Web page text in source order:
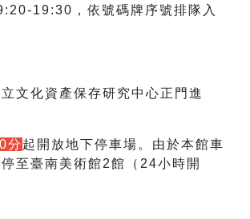
19:30，依號碼牌序號排隊入
文化資產保存研究中心正門進
分 起開放地下停車場。由於本館車
至臺南美術館2館（ 24小時開